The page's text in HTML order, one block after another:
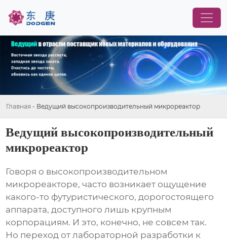
Главная - Ведущий высокопроизводительный микрореактор
Ведущий высокопроизводительный
микрореактор
Говоря о высокопроизводительном
микрореакторе, часто возникает ощущение
какого-то футуристического, дорогостоящего
аппарата, доступного лишь крупным
корпорациям. И это, конечно, не совсем так.
Но переход от лабораторной разработки к